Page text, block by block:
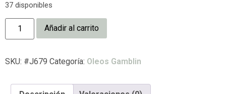
37 disponibles
Añadir al carrito
SKU: #J679 Categoría: Oleos Gamblin